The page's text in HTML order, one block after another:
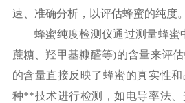
速、准确分析，以评估蜂蜜的纯度。
蜂蜜纯度检测仪通过测量蜂蜜
蔗糖、羟甲基糠醛等)的含量来评
的含量直接反映了蜂蜜的真实性
种**技术进行检测，如电导率法